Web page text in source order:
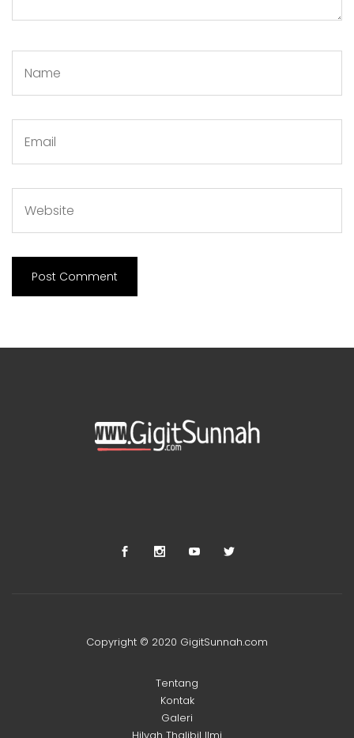
Copyright © 2020 GigitSunnah.com
Tentang
Kontak
Galeri